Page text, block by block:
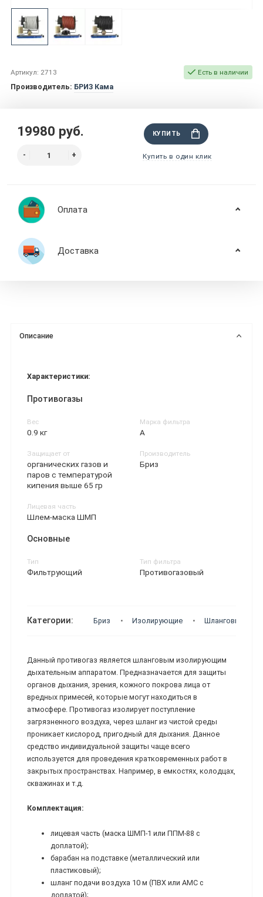
Артикул: 2713 Есть в наличии
Производитель: БРИЗ Кама
19980 руб. КУПИТЬ
Купить в один клик
Оплата
Доставка
Описание
Характеристики:
Противогазы
Вес
0.9 кг
Защищает от
органических газов и
паров с температурой
кипения выше 65 гр
Лицевая часть
Шлем-маска ШМП
Марка фильтра
A
Производитель
Бриз
Основные
Тип
Фильтрующий
Тип фильтра
Противогазовый
Категории: Бриз Изолирующие Шланговые
Данный противогаз является шланговым изолирующим
дыхательным аппаратом. Предназначается для защиты
органов дыхания, зрения, кожного покрова лица от
вредных примесей, которые могут находиться в
атмосфере. Противогаз изолирует поступление
загрязненного воздуха, через шланг из чистой среды
проникает кислород, пригодный для дыхания. Данное
средство индивидуальной защиты чаще всего
используется для проведения кратковременных работ в
закрытых пространствах. Например, в емкостях, колодцах,
скважинах и т.д.
Комплектация:
лицевая часть (маска ШМП-1 или ППМ-88 с
доплатой);
барабан на подставке (металлический или
пластиковый);
шланг подачи воздуха 10 м (ПВХ или АМС с
доплатой);